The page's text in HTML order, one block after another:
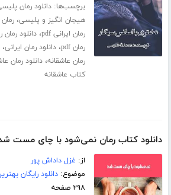
برچسب‌ها:دانلود رمان
هیجان انگیز و پلیسی،
رمان ایرانی pdf ،دانلود رمان
رمان pdf ،دانلود رمان ایرانی،
رمان عاشقانه،دانلود رمان
کتاب عاشقانه
دانلود کتاب رمان نمی‌شود با چای مست
از: غزل داداش پور
موضوع:دانلود رایگان
۲۹۸ صفحه